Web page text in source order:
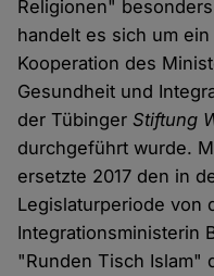
Religionen"
handelt es sich um
Kooperation des
Gesundheit und
der TübingerStiftung
durchgeführt wurde.
ersetzte 2017 den in
Legislaturperiode von
Integrationsministerin
"Runden Tisch Islam"